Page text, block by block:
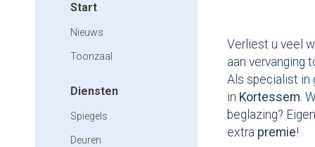
Start
Nieuws
Toonzaal
Diensten
Spiegels
Deuren
Verliest u veel
aan vervanging
Als specialist in
in Kortessem.
beglazing?
extra premie!